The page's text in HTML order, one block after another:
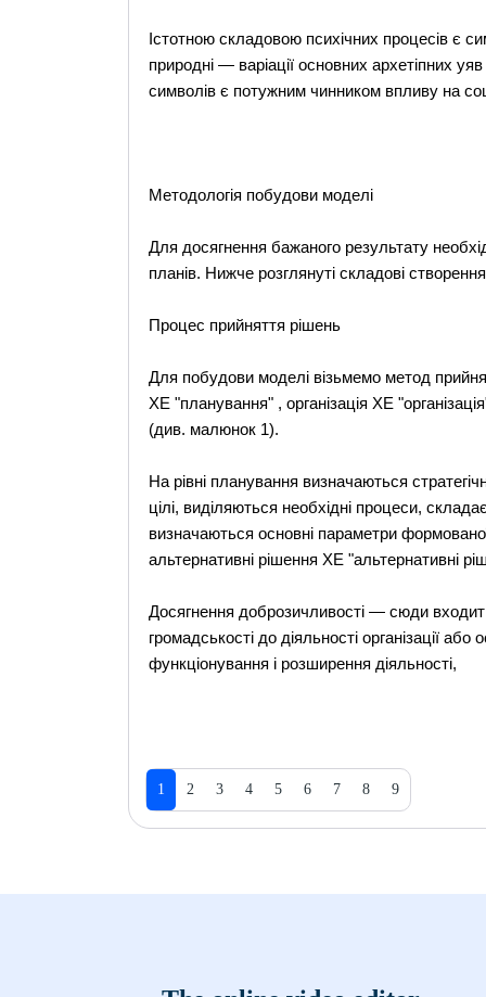
Істотною складовою психічних процесів є
природні — варіації основних архетіпних
символів є потужним чинником впливу на
Методологія побудови моделі
Для досягнення бажаного результату
планів. Нижче розглянуті складові створення
Процес прийняття рішень
Для побудови моделі візьмемо метод
XE "планування" , організація XE
(див. малюнок 1).
На рівні планування визначаються
цілі, виділяються необхідні процеси,
визначаються основні параметри
альтернативні рішення XE "альтернативні
Досягнення доброзичливості — сюди
громадськості до діяльності організації
функціонування і розширення діяльності,
1 2 3 4 5 6 7 8 9